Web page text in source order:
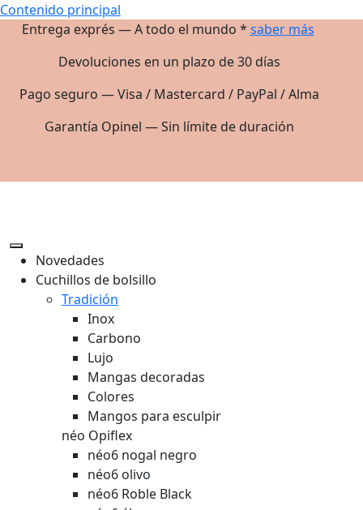
Contenido principal
Entrega exprés — A todo el mundo * saber más
Devoluciones en un plazo de 30 días
Pago seguro — Visa / Mastercard / PayPal / Alma
Garantía Opinel — Sin límite de duración
Novedades
Cuchillos de bolsillo
Tradición
Inox
Carbono
Lujo
Mangas decoradas
Colores
Mangos para esculpir
néo Opiflex
néo6 nogal negro
néo6 olivo
néo6 Roble Black